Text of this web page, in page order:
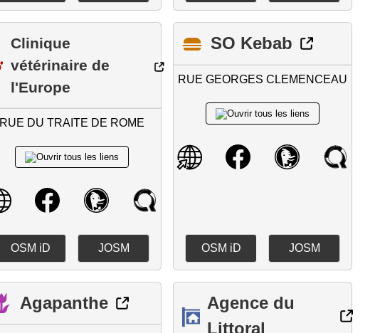
Clinique
vétérinaire de
l'Europe
RUE DU TRAITE DE ROME
OSM iD JOSM
SO Kebab
RUE GEORGES CLEMENCEAU
OSM iD JOSM
Agapanthe
Agence du
Littoral